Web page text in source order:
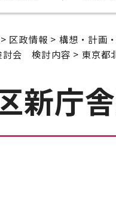
> 区政情報 > 構想・計画
討会 検討内容 > 東京都
新庁